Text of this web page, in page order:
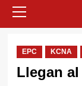
primario
EPC KCNA
Llegan